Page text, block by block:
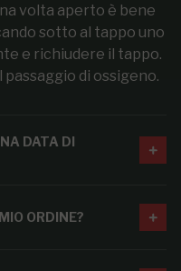
volta aperto è bene
sotto al tappo uno
e richiudere il tappo.
di ossigeno.
DATA DI
ORDINE?